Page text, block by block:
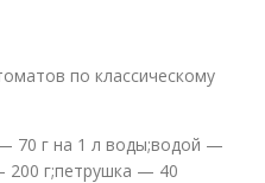
по классическому
70 г на 1 л воды;водой —
200 г;петрушка — 40